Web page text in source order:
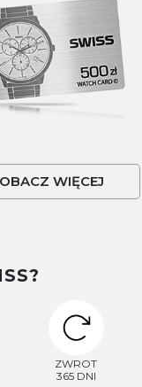
WIĘCEJ
ZWROT
365 DNI